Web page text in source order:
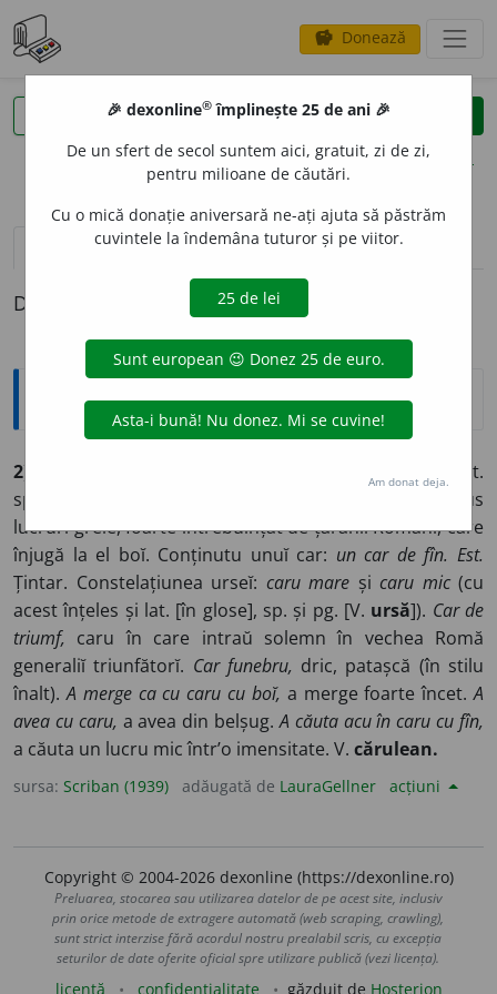
savings Donează
clear
opțiuni
definiții (1) pronunțievolume_up (50)
Definiția cu ID-ul 566518:
Explicative DEX
2) car
cuv. galic; it.
sp. pg.
). Un fel de vehicul de dus
lucrurĭ grele, foarte întrebuințat de țăraniĭ Românĭ, care
înjugă la el boĭ. Conținutu unuĭ car: un car de fîn. Est.
Țintar. Constelațiunea urseĭ: caru mare și caru mic(cu
acest înțeles și lat. [în glose], sp. și pg. [V. ursă]). Car de
triumf, caru în care intraŭ solemn în vechea Romă
generaliĭ triunfătorĭ. Car funebru, dric, patașcă (în stilu
înalt).A merge ca cu caru cu boĭ, a merge foarte încet.A
avea cu caru, a avea din belșug.A căuta acu în caru cu fîn,
a căuta un lucru mic într’o imensitate. V. cărulean.
sursa: Scriban (1939) adăugată de LauraGellner acțiuni
Copyright © 2004-2026 dexonline (https://dexonline.ro)
Preluarea, stocarea sau utilizarea datelor de pe acest site, inclusiv
prin orice metode de extragere automată (web scraping, crawling),
sunt strict interzise fără acordul nostru prealabil scris, cu excepția
seturilor de date oferite oficial spre utilizare publică (vezi licența).
licență confidențialitate găzduit de Hosterion
🎉 dexonline® împlinește 25 de ani 🎉
De un sfert de secol suntem aici, gratuit, zi de zi,
pentru milioane de căutări.
Cu o mică donație aniversară ne-ați ajuta să păstrăm
cuvintele la îndemâna tuturor și pe viitor.
Am donat deja.